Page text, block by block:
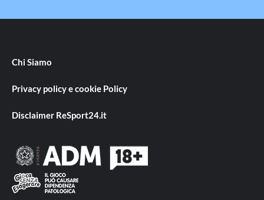
Chi Siamo
Privacy policy e cookie Policy
Disclaimer ReSport24.it